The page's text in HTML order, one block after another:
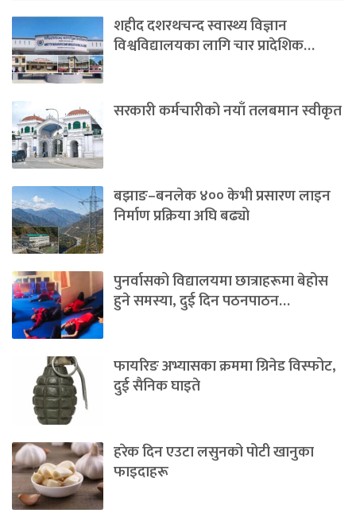
शहीद दशरथचन्द स्वास्थ्य विज्ञान
विश्वविद्यालयका लागि चार प्रादेशिक…
सरकारी कर्मचारीको नयाँ तलबमान स्वीकृत
बझाङ–बनलेक ४०० केभी प्रसारण लाइन
निर्माण प्रक्रिया अघि बढ्यो
पुनर्वासको विद्यालयमा छात्राहरूमा बेहोस
हुने समस्या, दुई दिन पठनपाठन…
फायरिङ अभ्यासका क्रममा ग्रिनेड विस्फोट,
दुई सैनिक घाइते
हरेक दिन एउटा लसुनको पोटी खानुका
फाइदाहरू